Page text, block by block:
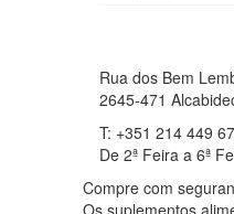
Rua dos Bem
2645-471
T: +351 214 449
De 2ª Feira a 6ª
Compre com